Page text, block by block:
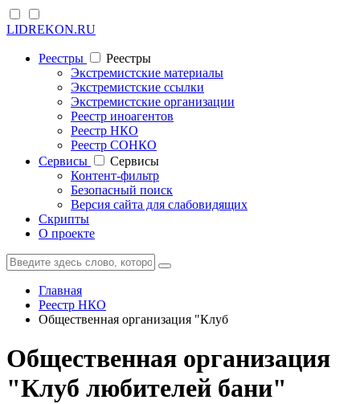
LIDREKON.RU
Реестры
Реестры
Экстремистские материалы
Экстремистские ссылки
Экстремистские организации
Реестр иноагентов
Реестр НКО
Реестр СОНКО
Cервисы
Cервисы
Контент-фильтр
Безопасный поиск
Версия сайта для слабовидящих
Скрипты
О проекте
Главная
Реестр НКО
Общественная организация "Клуб
Общественная организация
"Клуб любителей бани"